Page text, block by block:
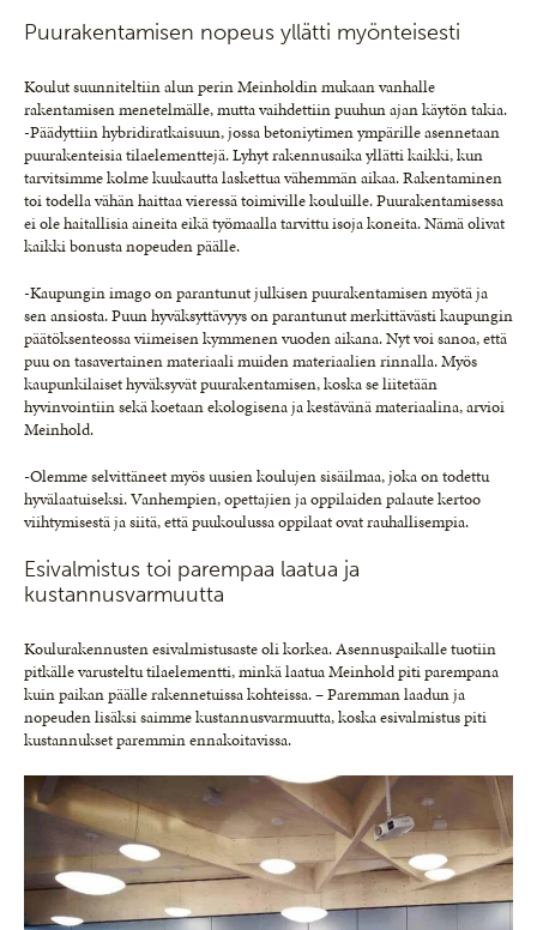
Puurakentamisen nopeus yllätti myönteisesti
Koulut suunniteltiin alun perin Meinholdin mukaan vanhalle
rakentamisen menetelmälle, mutta vaihdettiin puuhun ajan käytön takia.
-Päädyttiin hybridiratkaisuun, jossa betoniytimen ympärille asennetaan
puurakenteisia tilaelementtejä. Lyhyt rakennusaika yllätti kaikki, kun
tarvitsimme kolme kuukautta laskettua vähemmän aikaa. Rakentaminen
toi todella vähän haittaa vieressä toimiville kouluille. Puurakentamisessa
ei ole haitallisia aineita eikä työmaalla tarvittu isoja koneita. Nämä olivat
kaikki bonusta nopeuden päälle.
-Kaupungin imago on parantunut julkisen puurakentamisen myötä ja
sen ansiosta. Puun hyväksyttävyys on parantunut merkittävästi kaupungin
päätöksenteossa viimeisen kymmenen vuoden aikana. Nyt voi sanoa, että
puu on tasavertainen materiaali muiden materiaalien rinnalla. Myös
kaupunkilaiset hyväksyvät puurakentamisen, koska se liitetään
hyvinvointiin sekä koetaan ekologisena ja kestävänä materiaalina, arvioi
Meinhold.
-Olemme selvittäneet myös uusien koulujen sisäilmaa, joka on todettu
hyvälaatuiseksi. Vanhempien, opettajien ja oppilaiden palaute kertoo
viihtymisestä ja siitä, että puukoulussa oppilaat ovat rauhallisempia.
Esivalmistus toi parempaa laatua ja
kustannusvarmuutta
Koulurakennusten esivalmistusaste oli korkea. Asennuspaikalle tuotiin
pitkälle varusteltu tilaelementti, minkä laatua Meinhold piti parempana
kuin paikan päälle rakennetuissa kohteissa. – Paremman laadun ja
nopeuden lisäksi saimme kustannusvarmuutta, koska esivalmistus piti
kustannukset paremmin ennakoitavissa.